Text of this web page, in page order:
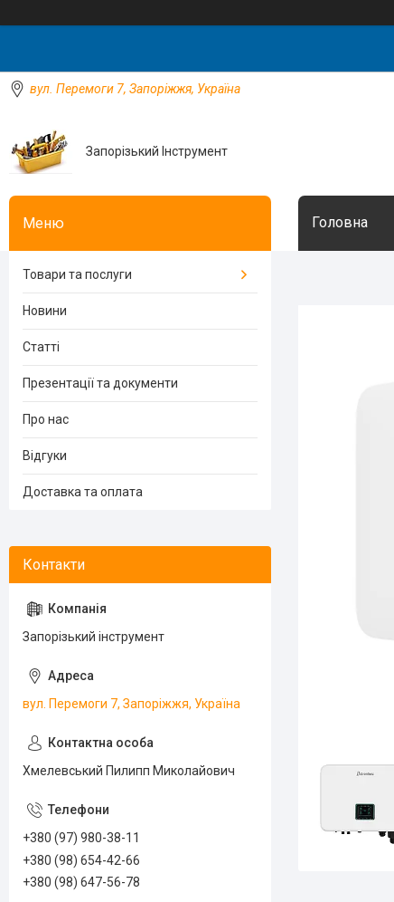
вул. Перемоги 7, Запоріжжя, Україна
Запорізький Інструмент
Головна
Товари та послуги
Новини
Статті
Презентації та документи
Про нас
Відгуки
Доставка та оплата
Запорізький інструмент
вул. Перемоги 7, Запоріжжя, Україна
Хмелевський Пилипп Миколайович
+380 (97) 980-38-11
+380 (98) 654-42-66
+380 (98) 647-56-78